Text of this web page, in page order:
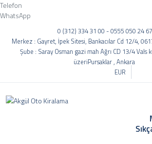
Telefon
WhatsApp
0 (312) 334 31 00 - 0555 050 24 67
Merkez : Gayret, İpek Sitesi, Bankacılar Cd 12/4,
Şube : Saray Osman gazi mah Ağrı CD 13/4
üzeriPursaklar , Ankara
EUR